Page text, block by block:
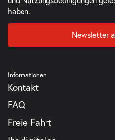
haben.
Newsletter
Informationen
Kontakt
FAQ
Freie Fahrt